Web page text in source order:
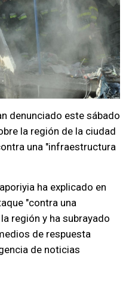
denunciado este sábado
la región de la ciudad
una "infraestructura
ha explicado en
"contra una
región y ha subrayado
de respuesta
de noticias